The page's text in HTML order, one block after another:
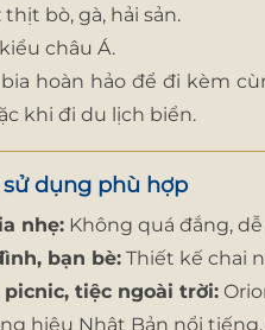
bò, gà, hải sản.
châu Á.
hoàn hảo để đi kèm
khi đi du lịch biển.
dụng phù hợp
nhẹ: Không quá đắng,
bạn bè: Thiết kế chai
picnic, tiệc ngoài trời:
hiệu Nhật Bản nổi